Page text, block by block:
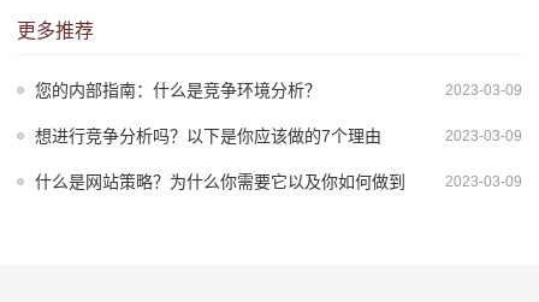
更多推荐
2023-03-09
您的内部指南：什么是竞争环境分析？
2023-03-09
想进行竞争分析吗？以下是你应该做的7个理由
2023-03-09
什么是网站策略？为什么你需要它以及你如何做到